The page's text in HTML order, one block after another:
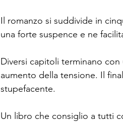
Il romanzo si suddivide in
una forte suspence e ne
Diversi capitoli terminano
aumento della tensione. Il
stupefacente.
Un libro che consiglio a tutti